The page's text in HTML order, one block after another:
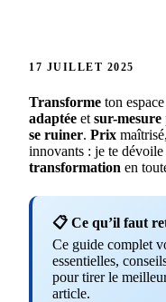
17 JUILLET 2025
Transforme ton espace
adaptée et sur-mesure
se ruiner. Prix maîtrisé,
innovants : je te dévoile
transformation en
📋 Ce qu’il faut
Ce guide complet
essentielles,
pour tirer le
article.